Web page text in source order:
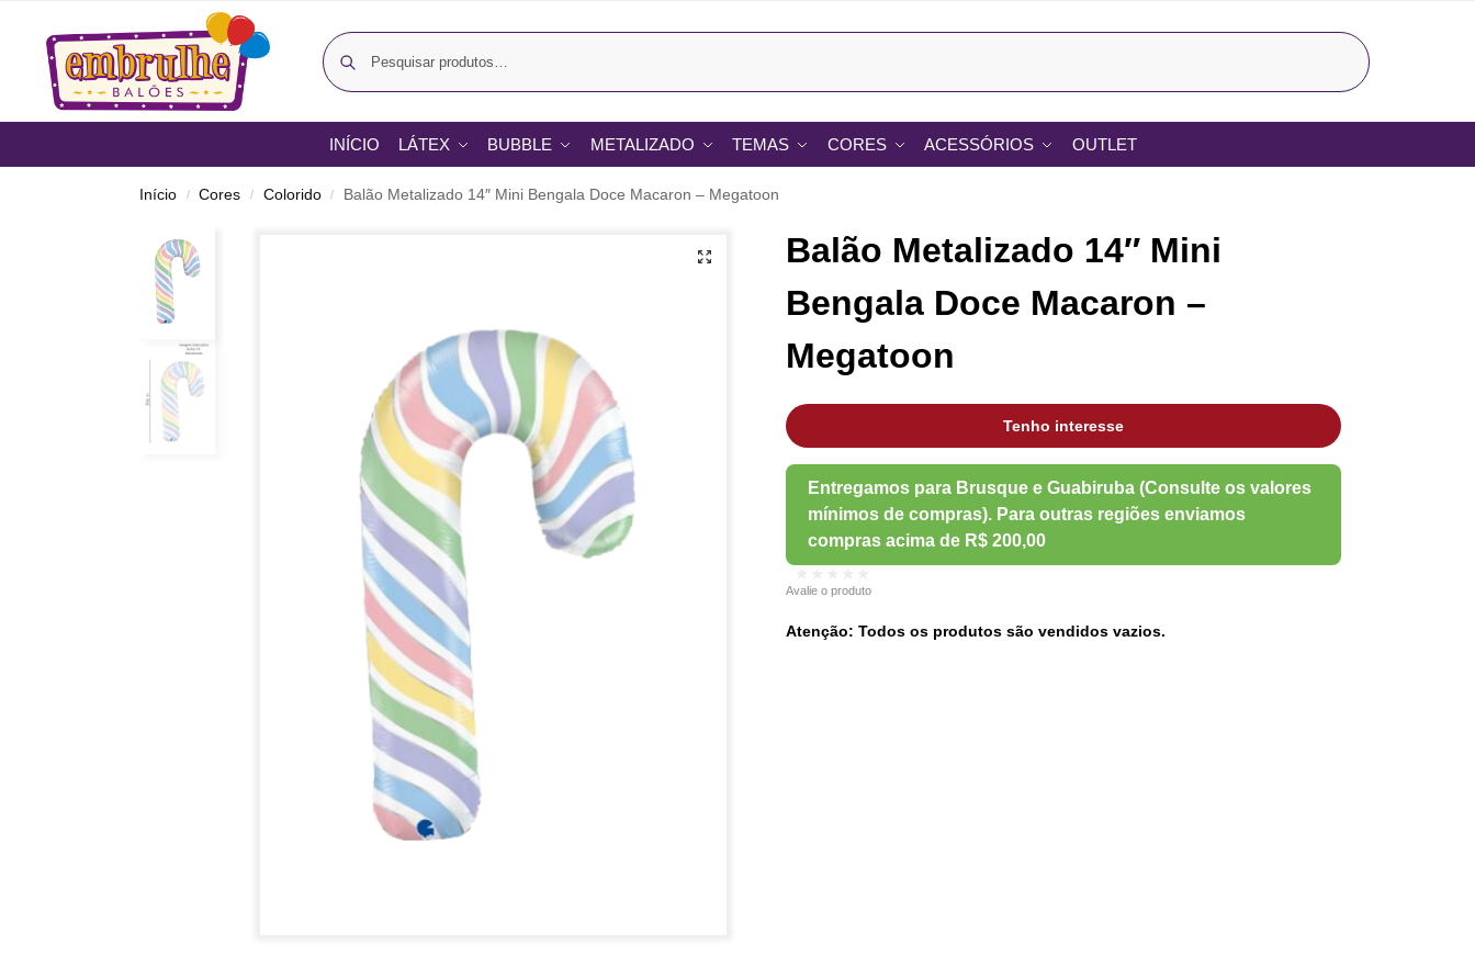
Pesquisar
INÍCIO LÁTEX BUBBLE METALIZADO TEMAS CORES ACESSÓRIOS OUTLET
Início / Cores / Colorido / Balão Metalizado 14″ Mini Bengala Doce Macaron – Megatoon
Balão Metalizado 14″ Mini
Bengala Doce Macaron –
Megatoon
Tenho interesse
Avalie o produto
Atenção: Todos os produtos são vendidos vazios.